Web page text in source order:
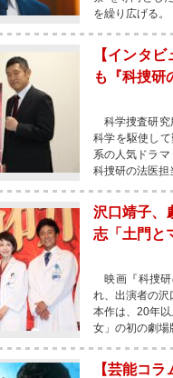
を繰り広げる
【インタ
も『科捜研
科学捜査研究
科学を駆使し
系の人気ドラマ
科捜研の法医担
沢口靖子、
志「土門と
映画『科捜研
れ、出演者の
本作は、20年
女」の初の劇場
【芸能コ